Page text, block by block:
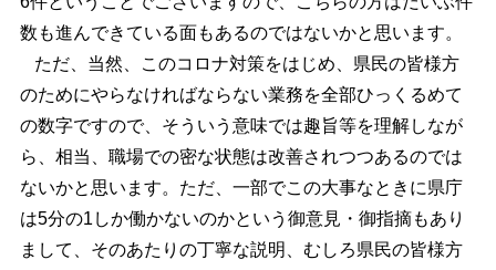
数も進んできている面もあるのではないかと思います。
ただ、当然、このコロナ対策をはじめ、県民の皆様方
のためにやらなければならない業務を全部ひっくるめて
の数字ですので、そういう意味では趣旨等を理解しなが
ら、相当、職場での密な状態は改善されつつあるのでは
ないかと思います。ただ、一部でこの大事なときに県庁
は5分の1しか働かないのかという御意見・御指摘もあり
まして、そのあたりの丁寧な説明、むしろ県民の皆様方